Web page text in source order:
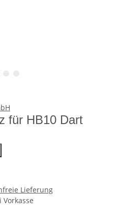
für HB10 Dart
Lieferung
Vorkasse